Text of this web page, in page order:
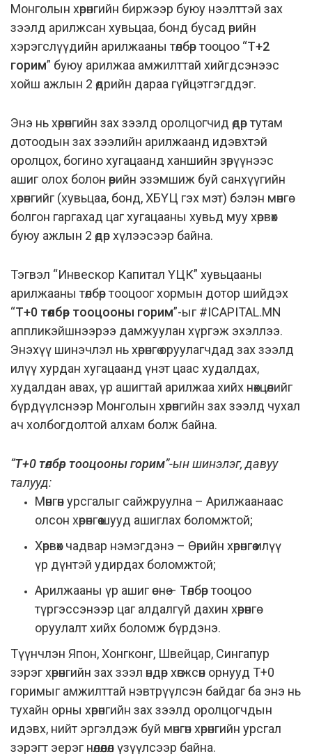
Монголын хөрөнгийн биржээр буюу нээлттэй зах
зээлд арилжсан хувьцаа, бонд бусад өрийн
хэрэгслүүдийн арилжааны төлбөр тооцоо “T+2
горим” буюу арилжаа амжилттай хийгдсэнээс
хойш ажлын 2 өдрийн дараа гүйцэтгэгддэг.
Энэ нь хөрөнгийн зах зээлд оролцогчид өдөр тутам
дотоодын зах зээлийн арилжаанд идэвхтэй
оролцох, богино хугацаанд ханшийн зөрүүнээс
ашиг олох болон өөрийн эзэмшиж буй санхүүгийн
хөрөнгийг (хувьцаа, бонд, ХБҮЦ гэх мэт) бэлэн мөнгө
болгон гаргахад цаг хугацааны хувьд муу хөрвөх
буюу ажлын 2 өдөр хүлээсээр байна.
Тэгвэл “Инвескор Капитал ҮЦК” хувьцааны
арилжааны төлбөр тооцоог хормын дотор шийдэх
“T+0 төлбөр тооцооны горим”-ыг #ICAPITAL.MN
аппликэйшнээрээ дамжуулан хүргэж эхэллээ.
Энэхүү шинэчлэл нь хөрөнгө оруулагчдад зах зээлд
илүү хурдан хугацаанд үнэт цаас худалдах,
худалдан авах, үр ашигтай арилжаа хийх нөхцөлийг
бүрдүүлснээр Монголын хөрөнгийн зах зээлд чухал
ач холбогдолтой алхам болж байна.
“T+0 төлбөр тооцооны горим”-ын шинэлэг, давуу
талууд:
Мөнгөн урсгалыг сайжруулна – Арилжаанаас
олсон хөрөнгөө шууд ашиглах боломжтой;
Хөрвөх чадвар нэмэгдэнэ – Өөрийн хөрөнгөө илүү
үр дүнтэй удирдах боломжтой;
Арилжааны үр ашиг өснө – Төлбөр тооцоо
түргэссэнээр цаг алдалгүй дахин хөрөнгө
оруулалт хийх боломж бүрдэнэ.
Түүнчлэн Япон, Хонгконг, Швейцар, Сингапур
зэрэг хөрөнгийн зах зээл өндөр хөгжсөн орнууд Т+0
горимыг амжилттай нэвтрүүлсэн байдаг ба энэ нь
тухайн орны хөрөнгийн зах зээлд оролцогчдын
идэвх, нийт эргэлдэж буй мөнгөн хөрөнгийн урсгал
зэрэгт эерэг нөлөөлөл үзүүлсээр байна.